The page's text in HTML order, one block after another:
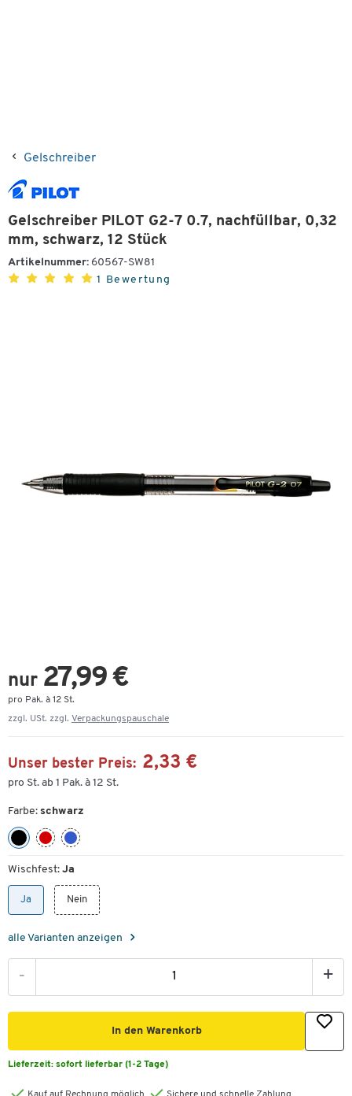
Gelschreiber
Gelschreiber PILOT G2-7 0.7, nachfüllbar, 0,32
mm, schwarz, 12 Stück
Artikelnummer: 60567-SW81
1 Bewertung
nur 27,99 €
pro Pak. à 12 St.
zzgl. USt. zzgl. Verpackungspauschale
Unser bester Preis: 2,33 €
pro St. ab 1 Pak. à 12 St.
Farbe: schwarz
Wischfest: Ja
Ja Nein
alle Varianten anzeigen
- +
In den Warenkorb
Lieferzeit: sofort lieferbar (1-2 Tage)